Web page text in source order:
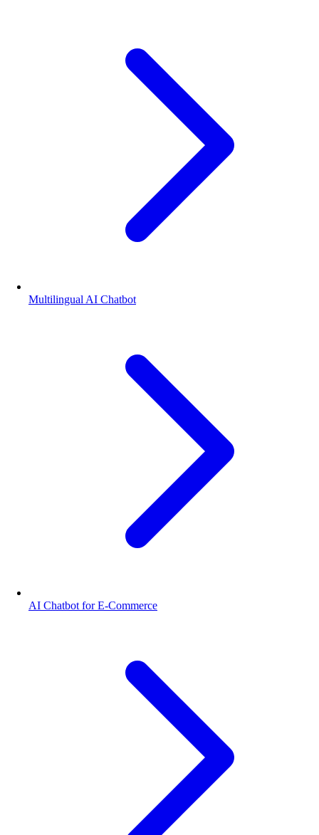
Multilingual AI Chatbot
AI Chatbot for E-Commerce